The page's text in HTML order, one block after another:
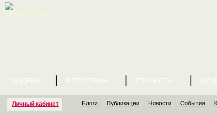
Личный кабинет
МОДЕЛИ ФОТОГРАФЫ СТИЛИСТЫ
Блоги Публикации Новости События